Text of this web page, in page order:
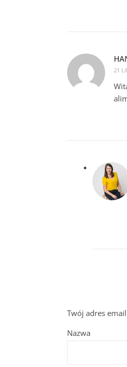
21
Twój adres
Nazwa